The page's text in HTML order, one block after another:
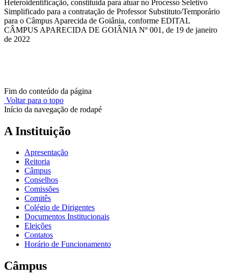
Heteroidentificação, constituída para atuar no Processo Seletivo
Simplificado para a contratação de Professor Substituto/Temporário
para o Câmpus Aparecida de Goiânia, conforme EDITAL
CÂMPUS APARECIDA DE GOIÂNIA Nº 001, de 19 de janeiro
de 2022
Fim do conteúdo da página
Voltar para o topo
Início da navegação de rodapé
A Instituição
Apresentação
Reitoria
Câmpus
Conselhos
Comissões
Comitês
Colégio de Dirigentes
Documentos Institucionais
Eleições
Contatos
Horário de Funcionamento
Câmpus